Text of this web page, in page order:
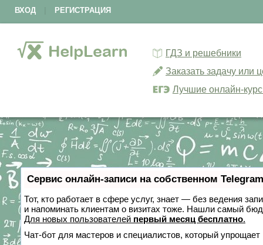
ВХОД РЕГИСТРАЦИЯ
ГДЗ и решебники
Заказать задачу или
Лучшие онлайн-
Сервис онлайн-записи на собственном
Тот, кто работает в сфере услуг, знает — без ведения
и напоминать клиентам о визитах тоже. Нашли самый
Для новых пользователей первый месяц бесплатно.
Чат-бот для мастеров и специалистов, который упрощает